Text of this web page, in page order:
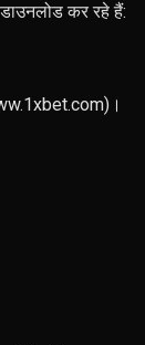
कर रहे हैं: